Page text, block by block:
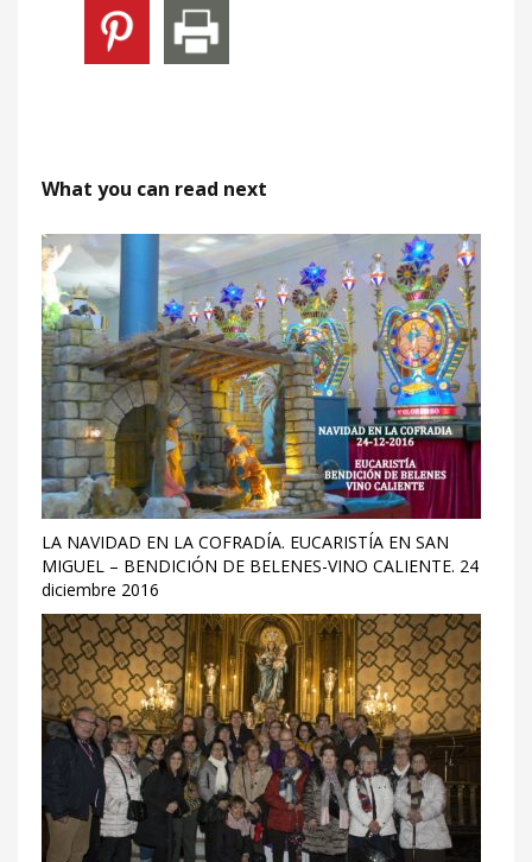
What you can read next
LA NAVIDAD EN LA COFRADÍA. EUCARISTÍA EN SAN
MIGUEL – BENDICIÓN DE BELENES-VINO CALIENTE. 24
diciembre 2016